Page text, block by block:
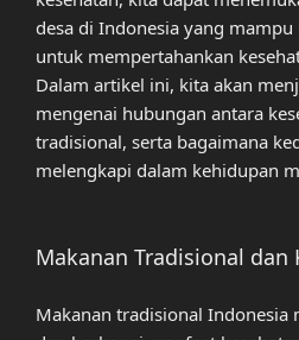
desa di Indonesia yang
untuk mempertahankan
Dalam artikel ini, kita akan
mengenai hubungan antara
tradisional, serta bagaimana
melengkapi dalam kehidupan
Makanan Tradisional dan
Makanan tradisional Indonesia